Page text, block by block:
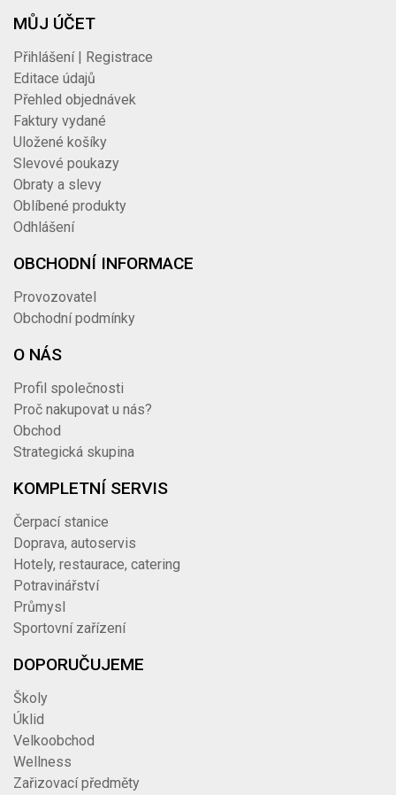
MŮJ ÚČET
Přihlášení | Registrace
Editace údajů
Přehled objednávek
Faktury vydané
Uložené košíky
Slevové poukazy
Obraty a slevy
Oblíbené produkty
Odhlášení
OBCHODNÍ INFORMACE
Provozovatel
Obchodní podmínky
O NÁS
Profil společnosti
Proč nakupovat u nás?
Obchod
Strategická skupina
KOMPLETNÍ SERVIS
Čerpací stanice
Doprava, autoservis
Hotely, restaurace, catering
Potravinářství
Průmysl
Sportovní zařízení
DOPORUČUJEME
Školy
Úklid
Velkoobchod
Wellness
Zařizovací předměty